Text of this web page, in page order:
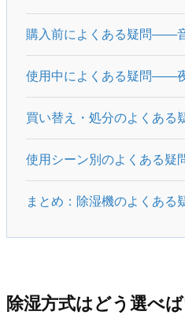
購入前によくある疑問——
使用中によくある疑問——
買い替え・処分のよくある
使用シーン別のよくある疑
まとめ：除湿機のよくある
除湿方式はどう選べ